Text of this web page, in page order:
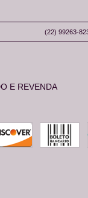
(22) 99263-
E REVENDA